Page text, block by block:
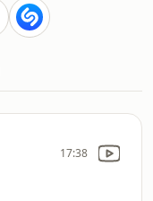
17:38